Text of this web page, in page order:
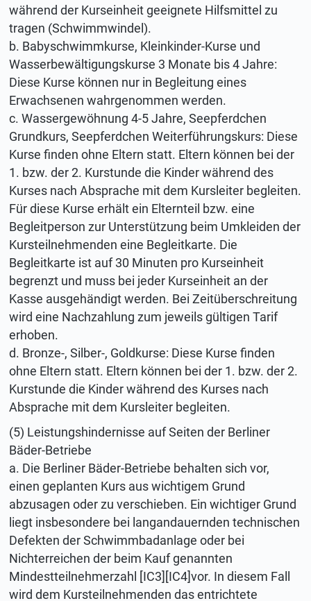
während der Kurseinheit geeignete Hilfsmittel zu
tragen (Schwimmwindel).
b. Babyschwimmkurse, Kleinkinder-Kurse und
Wasserbewältigungskurse 3 Monate bis 4 Jahre:
Diese Kurse können nur in Begleitung eines
Erwachsenen wahrgenommen werden.
c. Wassergewöhnung 4-5 Jahre, Seepferdchen
Grundkurs, Seepferdchen Weiterführungskurs: Diese
Kurse finden ohne Eltern statt. Eltern können bei der
1. bzw. der 2. Kurstunde die Kinder während des
Kurses nach Absprache mit dem Kursleiter begleiten.
Für diese Kurse erhält ein Elternteil bzw. eine
Begleitperson zur Unterstützung beim Umkleiden der
Kursteilnehmenden eine Begleitkarte. Die
Begleitkarte ist auf 30 Minuten pro Kurseinheit
begrenzt und muss bei jeder Kurseinheit an der
Kasse ausgehändigt werden. Bei Zeitüberschreitung
wird eine Nachzahlung zum jeweils gültigen Tarif
erhoben.
d. Bronze-, Silber-, Goldkurse: Diese Kurse finden
ohne Eltern statt. Eltern können bei der 1. bzw. der 2.
Kurstunde die Kinder während des Kurses nach
Absprache mit dem Kursleiter begleiten.
(5) Leistungshindernisse auf Seiten der Berliner
Bäder-Betriebe
a. Die Berliner Bäder-Betriebe behalten sich vor,
einen geplanten Kurs aus wichtigem Grund
abzusagen oder zu verschieben. Ein wichtiger Grund
liegt insbesondere bei langandauernden technischen
Defekten der Schwimmbadanlage oder bei
Nichterreichen der beim Kauf genannten
Mindestteilnehmerzahl [IC3][IC4]vor. In diesem Fall
wird dem Kursteilnehmenden das entrichtete